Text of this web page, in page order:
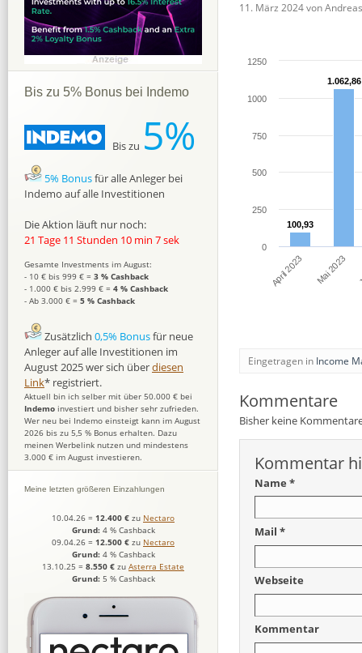
11. März 2024 von Andreas
100,93
100,93
1.062,86
1.062,86
April 2023 Mai 2023
0
250
500
750
1000
1250
Eingetragen in Income
Kommentare
Bisher keine
Kommentar
Name *
Mail *
Webseite
Kommentar
Bis zu 5% Bonus bei Indemo
Bis zu 5%
5% Bonusfür alle Anleger bei
Indemo auf alle Investitionen
Die Aktion läuft nur noch:
21 Tage 11 Stunden 10 min 6 sek
Gesamte Investments im August:
- 10 € bis 999 € = 3 % Cashback
- 1.000 € bis 2.999 € = 4 % Cashback
- Ab 3.000 € = 5 % Cashback
Zusätzlich 0,5% Bonusfür neue
Anleger auf alle Investitionen im
August 2025 wer sich überdiesen
Link* registriert.
Aktuell bin ich selber mit über 50.000 € bei
Indemo investiert und bisher sehr zufrieden.
Wer neu bei Indemo einsteigt kann im August
2026 bis zu 5,5 % Bonus erhalten. Dazu
meinen Werbelink nutzen und mindestens
3.000 € im August investieren.
Meine letzten größeren Einzahlungen
10.04.26 = 12.400 € zu Nectaro
Grund: 4 % Cashback
09.04.26 = 12.500 € zu Nectaro
Grund: 4 % Cashback
13.10.25 = 8.550 € zu Asterra Estate
Grund: 5 % Cashback